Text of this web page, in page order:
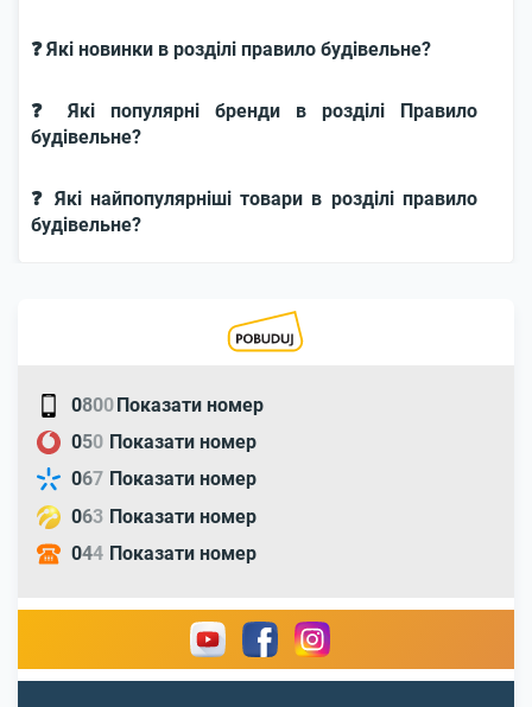
❓ Які новинки в розділі правило будівельне?
❓ Які популярні бренди в розділі Правило
будівельне?
❓ Які найпопулярніші товари в розділі правило
будівельне?
0800Показати номер
050 Показати номер
067 Показати номер
063 Показати номер
044 Показати номер